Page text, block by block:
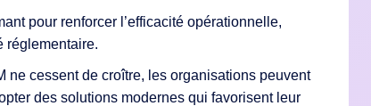
pour renforcer l’efficacité opérationnelle,
réglementaire.
ne cessent de croître, les organisations peuvent
des solutions modernes qui favorisent leur